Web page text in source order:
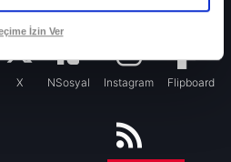
İzin Ver
X NSosyal Instagram Flipboard